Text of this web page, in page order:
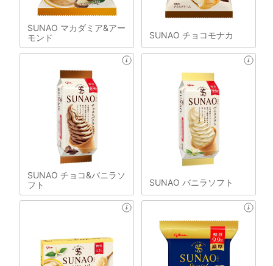
SUNAO マカダミア&アー
モンド
SUNAO チョコモナカ
SUNAO チョコ&バニラソ
フト
SUNAO バニラソフト